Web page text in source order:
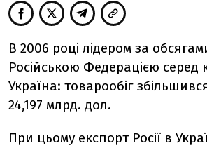
В 2006 році лідером за
Російською Федерацією серед
Україна: товарообіг
24,197 млрд. дол.
При цьому експорт Росії в